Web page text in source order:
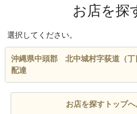
お店を探
選択してください。
沖縄県中頭郡 北中城村字荻道（丁
配達
お店を探すトップへ